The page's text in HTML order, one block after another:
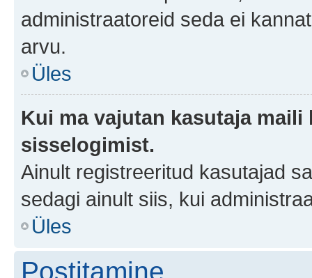
administraatoreid seda ei
arvu.
Üles
Kui ma vajutan kasutaja
sisselogimist.
Ainult registreeritud kasutajad
sedagi ainult siis, kui
Üles
Postitamine